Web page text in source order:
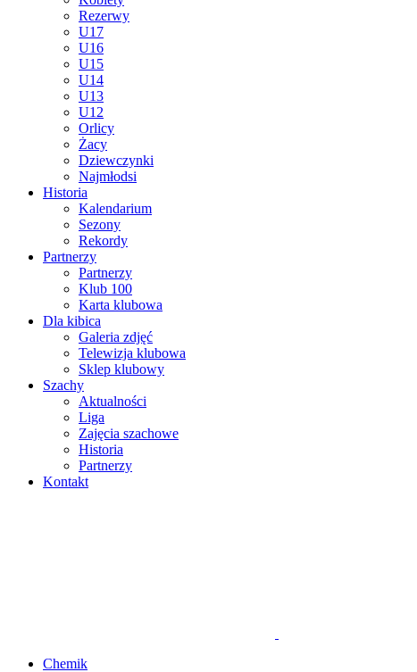
Rezerwy
U17
U16
U15
U14
U13
U12
Orlicy
Żacy
Dziewczynki
Najmłodsi
Historia
Kalendarium
Sezony
Rekordy
Partnerzy
Partnerzy
Klub 100
Karta klubowa
Dla kibica
Galeria zdjęć
Telewizja klubowa
Sklep klubowy
Szachy
Aktualności
Liga
Zajęcia szachowe
Historia
Partnerzy
Kontakt
Chemik